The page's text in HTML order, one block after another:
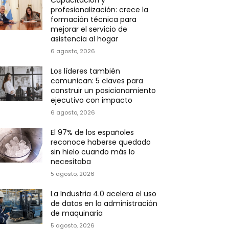
profesionalización: crece la
formación técnica para
mejorar el servicio de
asistencia al hogar
6 agosto, 2026
Los líderes también
comunican: 5 claves para
construir un posicionamiento
ejecutivo con impacto
6 agosto, 2026
El 97% de los españoles
reconoce haberse quedado
sin hielo cuando más lo
necesitaba
5 agosto, 2026
La Industria 4.0 acelera el uso
de datos en la administración
de maquinaria
5 agosto, 2026